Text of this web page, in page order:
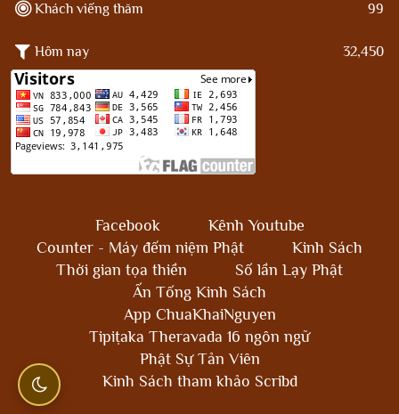
Khách viếng thăm 99
Hôm nay 32,450
Facebook
Kênh Youtube
Counter - Máy đếm niệm Phật
Kinh Sách
Thời gian tọa thiền
Số lần Lạy Phật
Ấn Tống Kinh Sách
App ChuaKhaiNguyen
Tipiṭaka Theravada 16 ngôn ngữ
Phật Sự Tản Viên
Kinh Sách tham khảo Scribd